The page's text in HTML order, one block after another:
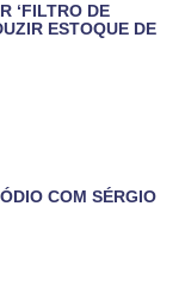
‘FILTRO DE
ESTOQUE DE
COM SÉRGIO